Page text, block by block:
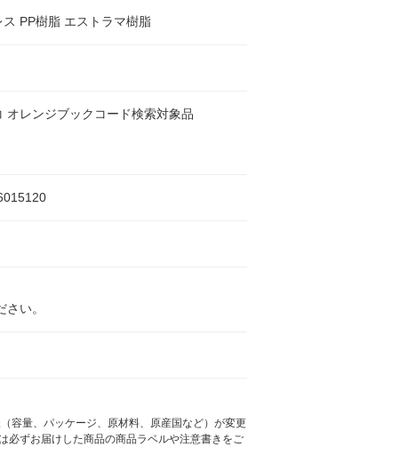
ス PP樹脂 エストラマ樹脂
オレンジブックコード検索対象品
い。
容量、パッケージ、原材料、原産国など）が変更
必ずお届けした商品の商品ラベルや注意書きをご